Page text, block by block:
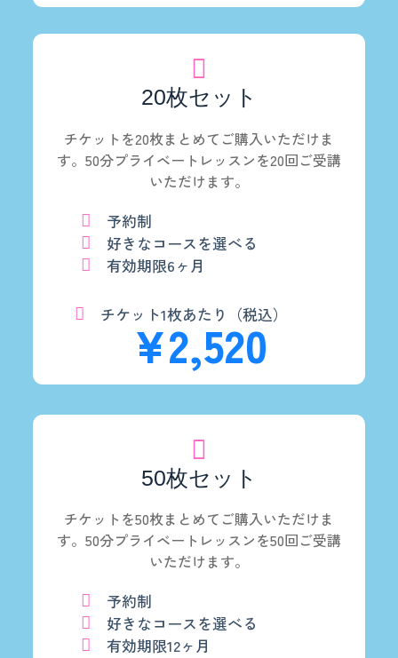
20枚セット
チケットを20枚まとめてご購入いただけま
す。50分プライベートレッスンを20回ご受講
いただけます。
予約制
好きなコースを選べる
有効期限6ヶ月
チケット1枚あたり（税込）
¥2,520
50枚セット
チケットを50枚まとめてご購入いただけま
す。50分プライベートレッスンを50回ご受講
いただけます。
予約制
好きなコースを選べる
有効期限12ヶ月